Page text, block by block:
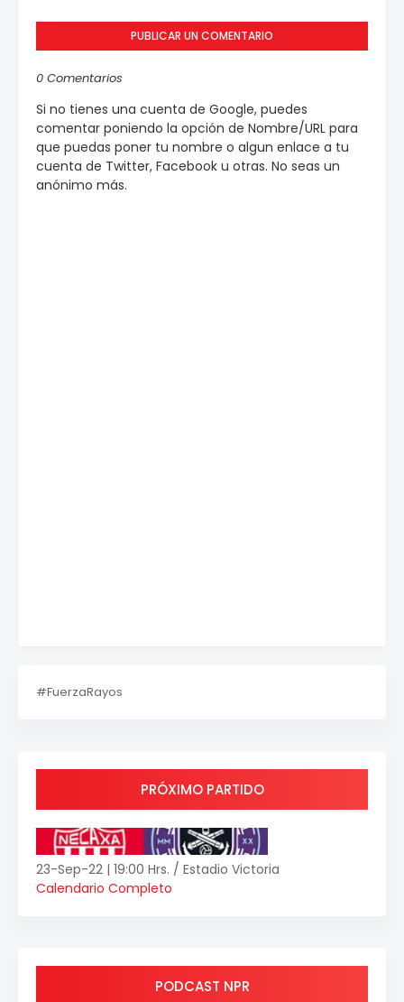
PUBLICAR UN COMENTARIO
0 Comentarios
Si no tienes una cuenta de Google, puedes
comentar poniendo la opción de Nombre/URL para
que puedas poner tu nombre o algun enlace a tu
cuenta de Twitter, Facebook u otras. No seas un
anónimo más.
#FuerzaRayos
PRÓXIMO PARTIDO
23-Sep-22 | 19:00 Hrs. / Estadio Victoria
Calendario Completo
PODCAST NPR